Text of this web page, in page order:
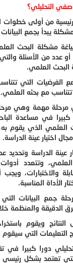
التحليلي؟
من أولى خطوات
يبدأ بجمع البيانات
مشكلة البحث
من الأسئلة والتي
البحث العلمي.
الفرضيات التي
تتناسب مع بحثه العلمي.
مرحلة مهمة وهي مرحلة
كبيرا في مساعدة
الذي يقوم
اختيار عينة الدراسة.
عينة الدراسة وتحديد
وتتعدد
والاختبارات،
الأداة المناسبة.
جمع البيانات التي
الدقيقة والمنظمة
النتائج ويقوم
التعليمات التي سيقوم
دورا كبيرا في
تعتمد بشكل رئيسي